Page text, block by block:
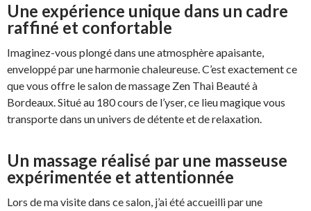
Une expérience unique dans un cadre
raffiné et confortable
Imaginez-vous plongé dans une atmosphère apaisante,
enveloppé par une harmonie chaleureuse. C’est exactement ce
que vous offre le salon de massage Zen Thai Beauté à
Bordeaux. Situé au 180 cours de l’yser, ce lieu magique vous
transporte dans un univers de détente et de relaxation.
Un massage réalisé par une masseuse
expérimentée et attentionnée
Lors de ma visite dans ce salon, j’ai été accueilli par une